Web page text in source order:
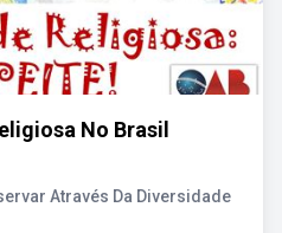
No Brasil
Através Da Diversidade